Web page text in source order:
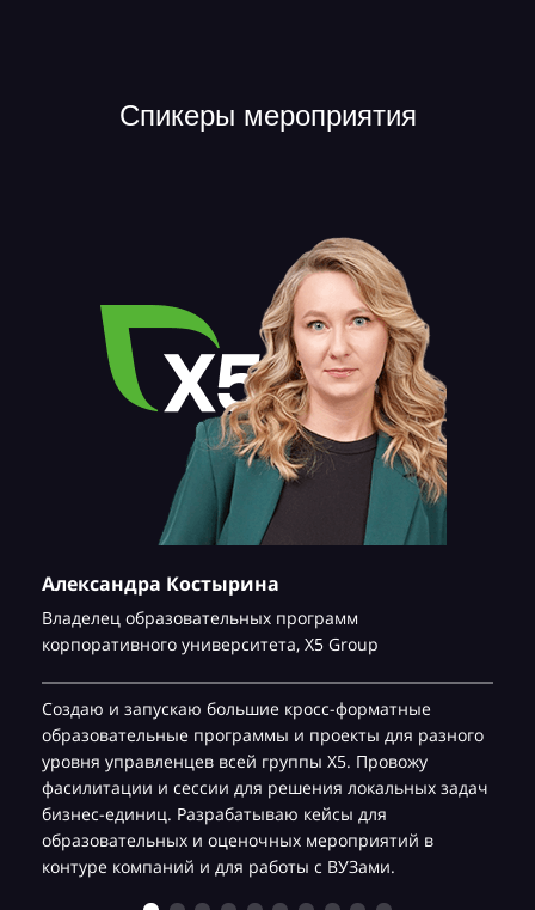
Спикеры мероприятия
Александра Костырина
Владелец образовательных программ
корпоративного университета, Х5 Group
Создаю и запускаю большие кросс-форматные
образовательные программы и проекты для разного
уровня управленцев всей группы Х5. Провожу
фасилитации и сессии для решения локальных задач
бизнес-единиц. Разрабатываю кейсы для
образовательных и оценочных мероприятий в
контуре компаний и для работы с ВУЗами.